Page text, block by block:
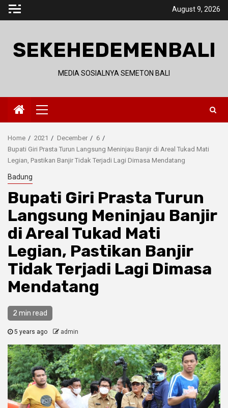
Skip
August 9, 2026
SEKEHEDEMENBALI
MEDIA SOSIALNYA SEMETON BALI
Primary
Menu
Home 2021 December
6
Bupati Giri Prasta Turun Langsung Meninjau Banjir di Areal Tukad Mati
Legian, Pastikan Banjir Tidak Terjadi Lagi Dimasa Mendatang
Badung
Bupati Giri Prasta Turun
Langsung Meninjau Banjir
di Areal Tukad Mati
Legian, Pastikan Banjir
Tidak Terjadi Lagi Dimasa
Mendatang
2 min read
5 years ago admin